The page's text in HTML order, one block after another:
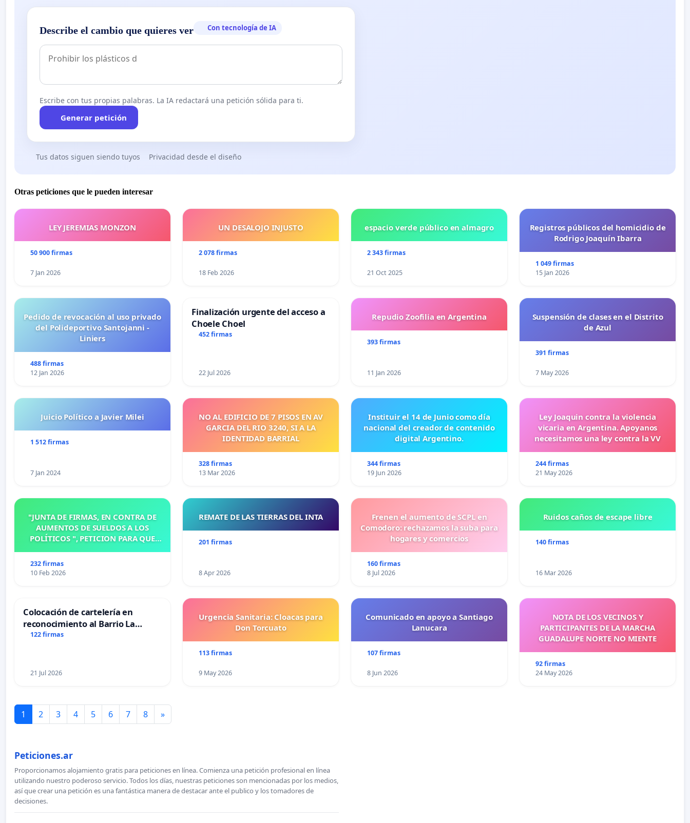
Describe el cambio que quieres ver Con tecnología de IA
Escribe con tus propias palabras. La IA redactará una petición sólida para ti.
Generar petición
Tus datos siguen siendo tuyos Privacidad desde el diseño
Otras peticiones que le pueden interesar
LEY JEREMIAS MONZON
50 900 firmas
7 Jan 2026
UN DESALOJO INJUSTO
2 078 firmas
18 Feb 2026
espacio verde público en almagro
2 343 firmas
21 Oct 2025
Registros públicos del homicidio de
Rodrigo Joaquín Ibarra
1 049 firmas
15 Jan 2026
Pedido de revocación al uso privado
del Polideportivo Santojanni -
Liniers
488 firmas
12 Jan 2026
Finalización urgente del acceso a
Choele Choel
452 firmas
22 Jul 2026
Repudio Zoofilia en Argentina
393 firmas
11 Jan 2026
Suspensión de clases en el Distrito
de Azul
391 firmas
7 May 2026
Juicio Político a Javier Milei
1 512 firmas
7 Jan 2024
NO AL EDIFICIO DE 7 PISOS EN AV
GARCIA DEL RIO 3240, SI A LA
IDENTIDAD BARRIAL
328 firmas
13 Mar 2026
Instituir el 14 de Junio como día
nacional del creador de contenido
digital Argentino.
344 firmas
19 Jun 2026
Ley Joaquin contra la violencia
vicaria en Argentina. Apoyanos
necesitamos una ley contra la VV
244 firmas
21 May 2026
"JUNTA DE FIRMAS, EN CONTRA DE
AUMENTOS DE SUELDOS A LOS
POLÍTICOS ", PETICION PARA QUE
ORDENANZA N°1102/92, EN
VICTORIA, ENTRE RIOS
232 firmas
10 Feb 2026
REMATE DE LAS TIERRAS DEL INTA
201 firmas
8 Apr 2026
Frenen el aumento de SCPL en
Comodoro: rechazamos la suba para
hogares y comercios
160 firmas
8 Jul 2026
Ruidos caños de escape libre
140 firmas
16 Mar 2026
Colocación de cartelería en
reconocimiento al Barrio La
Laguna de Trelew y sus vecinos
122 firmas
21 Jul 2026
Urgencia Sanitaria: Cloacas para
Don Torcuato
113 firmas
9 May 2026
Comunicado en apoyo a Santiago
Lanucara
107 firmas
8 Jun 2026
NOTA DE LOS VECINOS Y
PARTICIPANTES DE LA MARCHA
GUADALUPE NORTE NO MIENTE
92 firmas
24 May 2026
1 2 3 4 5 6 7 8 »
Peticiones.ar
Proporcionamos alojamiento gratis para peticiones en línea. Comienza una petición profesional en línea
utilizando nuestro poderoso servicio. Todos los días, nuestras peticiones son mencionadas por los medios,
así que crear una petición es una fantástica manera de destacar ante el publico y los tomadores de
decisiones.